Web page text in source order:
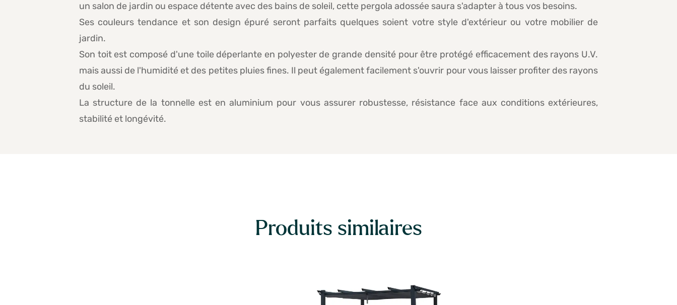
un salon de jardin ou espace détente avec des bains de soleil, cette pergola adossée saura s'adapter à tous vos besoins.
Ses couleurs tendance et son design épuré seront parfaits quelques soient votre style d'extérieur ou votre mobilier de
jardin.
Son toit est composé d'une toile déperlante en polyester de grande densité pour être protégé efficacement des rayons U.V.
mais aussi de l'humidité et des petites pluies fines. Il peut également facilement s'ouvrir pour vous laisser profiter des rayons
du soleil.
La structure de la tonnelle est en aluminium pour vous assurer robustesse, résistance face aux conditions extérieures,
stabilité et longévité.
Produits similaires